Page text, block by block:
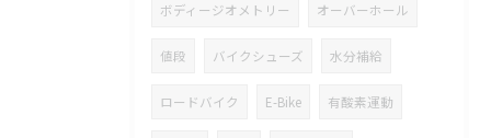
ボディージオメトリー オーバーホール
値段 バイクシューズ 水分補給
ロードバイク E-Bike 有酸素運動